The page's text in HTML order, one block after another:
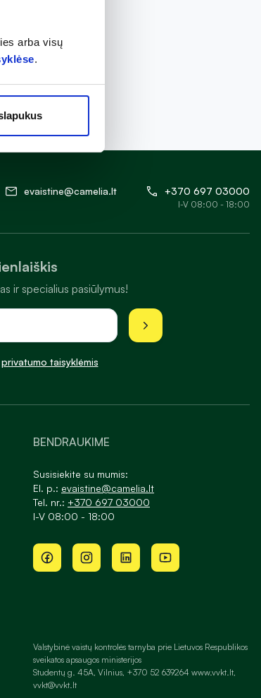
arba visų
.
ir specialius pasiūlymus!
privatumo taisyklėmis
evaistine@camelia.lt +370 697 03000
I-V 08:00 - 18:00
BENDRAUKIME
Susisiekite su mumis:
El. p.: evaistine@camelia.lt
Tel. nr.: +370 697 03000
I-V 08:00 - 18:00
Valstybinė vaistų kontrolės tarnyba prie Lietuvos Respublikos
sveikatos apsaugos ministerijos
Studentų g. 45A, Vilnius, +370 52 639264 www.vvkt.lt,
vvkt@vvkt.lt